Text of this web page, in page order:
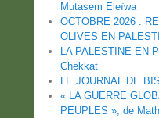
Mutasem Eleïwa
OCTOBRE 2026 :
OLIVES EN
LA PALESTINE EN
Chekkat
LE JOURNAL DE
« LA GUERRE
PEUPLES », de